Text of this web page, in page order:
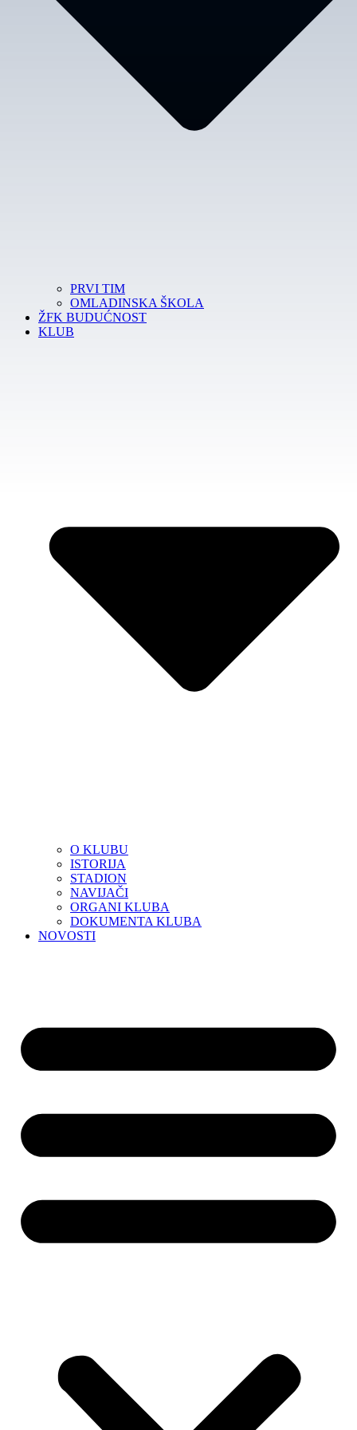
PRVI TIM
OMLADINSKA ŠKOLA
ŽFK BUDUĆNOST
KLUB
O KLUBU
ISTORIJA
STADION
NAVIJAČI
ORGANI KLUBA
DOKUMENTA KLUBA
NOVOSTI